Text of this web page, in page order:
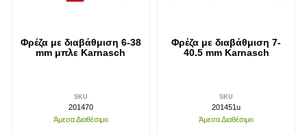
Φρέζα με διαβάθμιση 6-38
mm μπλε Karnasch
SKU
201470
Άμεσα Διαθέσιμο
Φρέζα με διαβάθμιση 7-
40.5 mm Karnasch
SKU
201451u
Άμεσα Διαθέσιμο